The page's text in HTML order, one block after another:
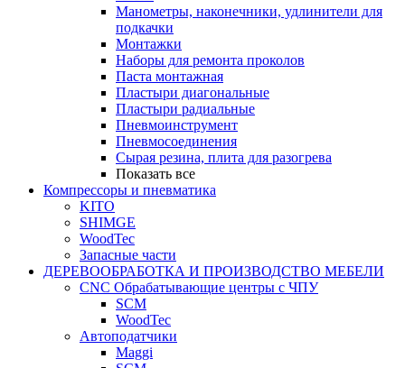
Манометры, наконечники, удлинители для
подкачки
Монтажки
Наборы для ремонта проколов
Паста монтажная
Пластыри диагональные
Пластыри радиальные
Пневмоинструмент
Пневмосоединения
Сырая резина, плита для разогрева
Показать все
Компрессоры и пневматика
KITO
SHIMGE
WoodTec
Запасные части
ДЕРЕВООБРАБОТКА И ПРОИЗВОДСТВО МЕБЕЛИ
CNC Обрабатывающие центры с ЧПУ
SCM
WoodTec
Автоподатчики
Maggi